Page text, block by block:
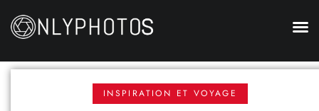
INSPIRATION ET VOYAGE